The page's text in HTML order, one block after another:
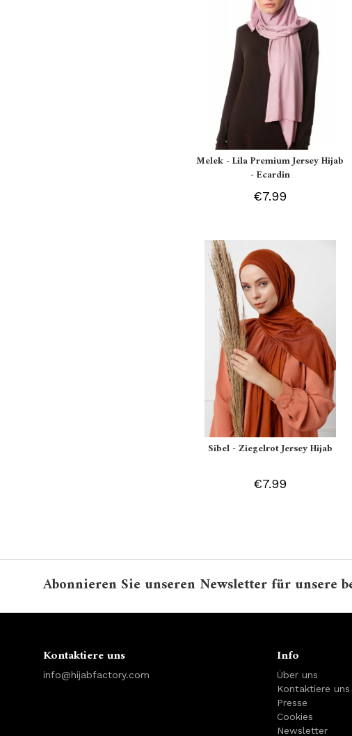
Melek - Lila Premium Jersey Hijab
- Ecardin
€7.99
Sibel - Ziegelrot Jersey Hijab
€7.99
Abonnieren Sie unseren Newsletter für unsere
Kontaktiere uns
info@hijabfactory.com
Info
Über uns
Kontaktiere uns
Presse
Cookies
Newsletter